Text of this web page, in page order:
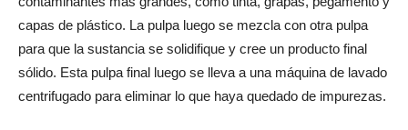
capas de plástico. La pulpa luego se mezcla con otra pulpa
para que la sustancia se solidifique y cree un producto final
sólido. Esta pulpa final luego se lleva a una máquina de lavado
centrifugado para eliminar lo que haya quedado de impurezas.